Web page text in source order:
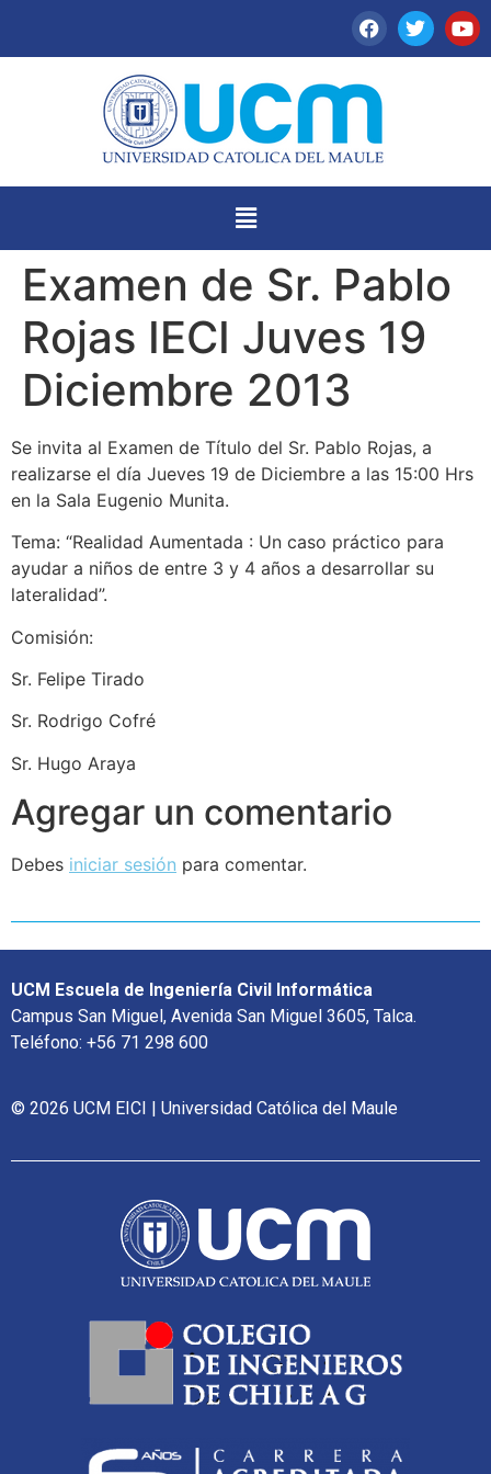
Examen de Sr. Pablo
Rojas IECI Juves 19
Diciembre 2013
Se invita al Examen de Título del Sr. Pablo Rojas, a
realizarse el día Jueves 19 de Diciembre a las 15:00 Hrs
en la Sala Eugenio Munita.
Tema: “Realidad Aumentada : Un caso práctico para
ayudar a niños de entre 3 y 4 años a desarrollar su
lateralidad”.
Comisión:
Sr. Felipe Tirado
Sr. Rodrigo Cofré
Sr. Hugo Araya
Agregar un comentario
Debes iniciar sesión para comentar.
UCM Escuela de Ingeniería Civil Informática
Campus San Miguel, Avenida San Miguel 3605, Talca.
Teléfono: +56 71 298 600
© 2026 UCM EICI | Universidad Católica del Maule